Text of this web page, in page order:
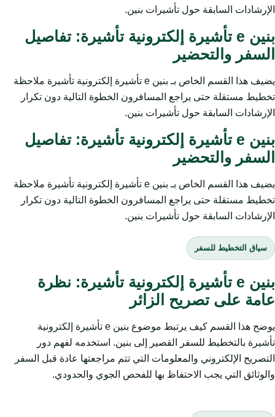
الإرشادات السابقة حول تأشيرات بنين.
بنين e تأشيرة إلكترونية تأشيرة: تفاصيل
السفر والتحضير
يضيف هذا القسم الخاص بـ بنين e تأشيرة إلكترونية تأشيرة ملاحظة
تخطيط مستقلة حتى يراجع المسافرون الخطوة التالية دون تكرار
الإرشادات السابقة حول تأشيرات بنين.
بنين e تأشيرة إلكترونية تأشيرة: تفاصيل
السفر والتحضير
يضيف هذا القسم الخاص بـ بنين e تأشيرة إلكترونية تأشيرة ملاحظة
تخطيط مستقلة حتى يراجع المسافرون الخطوة التالية دون تكرار
الإرشادات السابقة حول تأشيرات بنين.
سياق التخطيط للسفر
بنين e تأشيرة إلكترونية تأشيرة: نظرة
عامة على تصريح الزائر
يوضح هذا القسم كيف يرتبط موضوع بنين e تأشيرة إلكترونية
تأشيرة بالتخطيط للسفر القصير إلى بنين. استخدمه لفهم دور
التصريح الإلكتروني والمعلومات التي تتم مراجعتها عادة قبل السفر
والوثائق التي يجب الاحتفاظ بها للفحص الجوي والحدودي.